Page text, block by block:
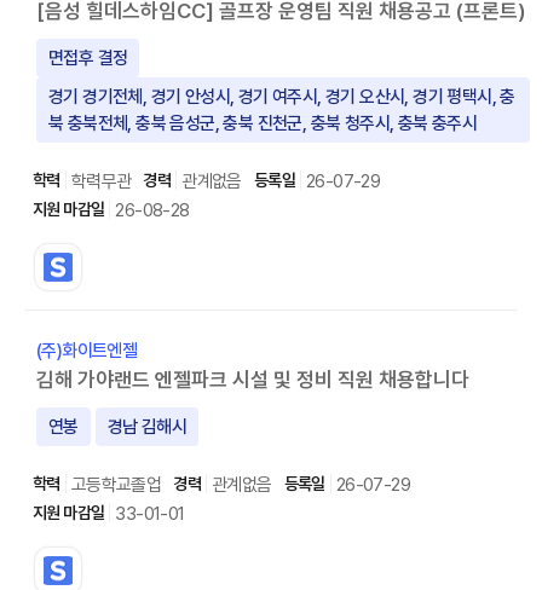
[음성 힐데스하임CC] 골프장 운영팀 직원 채용공고 (프론트)
면접후 결정
경기 경기전체, 경기 안성시, 경기 여주시, 경기 오산시, 경기 평택시, 충
북 충북전체, 충북 음성군, 충북 진천군, 충북 청주시, 충북 충주시
학력무관 관계없음
26-07-29
26-08-28
(주)화이트엔젤
김해 가야랜드 엔젤파크 시설 및 정비 직원 채용합니다
연봉 경남 김해시
고등학교졸업 관계없음
26-07-29
33-01-01